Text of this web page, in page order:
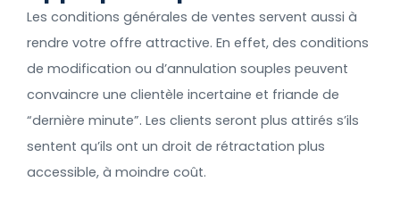
Les conditions générales de ventes servent aussi à
rendre votre offre attractive. En effet, des conditions
de modification ou d’annulation souples peuvent
convaincre une clientèle incertaine et friande de
“dernière minute”. Les clients seront plus attirés s’ils
sentent qu’ils ont un droit de rétractation plus
accessible, à moindre coût.